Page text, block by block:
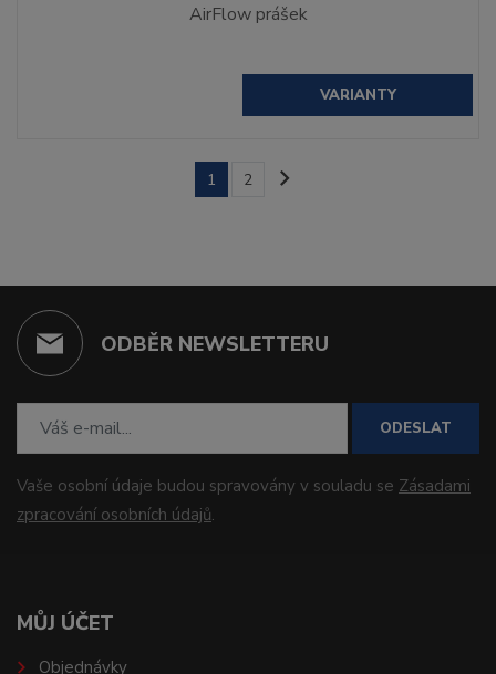
AirFlow prášek
VARIANTY
1 2
ODBĚR NEWSLETTERU
ODESLAT
Vaše osobní údaje budou spravovány v souladu se Zásadami
zpracování osobních údajů.
MŮJ ÚČET
Objednávky